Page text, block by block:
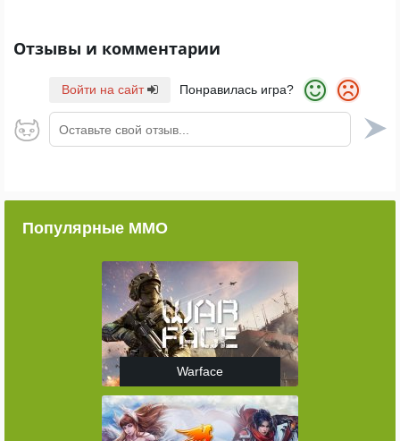
Отзывы и комментарии
Войти на сайт Понравилась игра?
Оставьте свой отзыв...
Популярные ММО
Warface